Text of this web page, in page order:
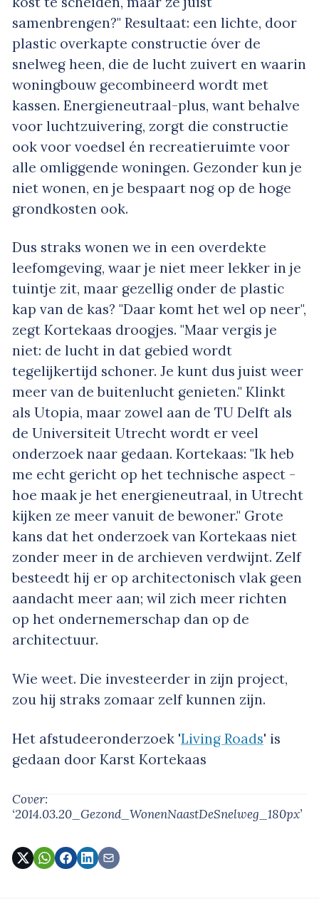
samenbrengen?" Resultaat: een lichte, door
plastic overkapte constructie óver de
snelweg heen, die de lucht zuivert en waarin
woningbouw gecombineerd wordt met
kassen. Energieneutraal-plus, want behalve
voor luchtzuivering, zorgt die constructie
ook voor voedsel én recreatieruimte voor
alle omliggende woningen. Gezonder kun je
niet wonen, en je bespaart nog op de hoge
grondkosten ook.
Dus straks wonen we in een overdekte
leefomgeving, waar je niet meer lekker in je
tuintje zit, maar gezellig onder de plastic
kap van de kas? "Daar komt het wel op neer",
zegt Kortekaas droogjes. "Maar vergis je
niet: de lucht in dat gebied wordt
tegelijkertijd schoner. Je kunt dus juist weer
meer van de buitenlucht genieten." Klinkt
als Utopia, maar zowel aan de TU Delft als
de Universiteit Utrecht wordt er veel
onderzoek naar gedaan. Kortekaas: "Ik heb
me echt gericht op het technische aspect -
hoe maak je het energieneutraal, in Utrecht
kijken ze meer vanuit de bewoner." Grote
kans dat het onderzoek van Kortekaas niet
zonder meer in de archieven verdwijnt. Zelf
besteedt hij er op architectonisch vlak geen
aandacht meer aan; wil zich meer richten
op het ondernemerschap dan op de
architectuur.
Wie weet. Die investeerder in zijn project,
zou hij straks zomaar zelf kunnen zijn.
Het afstudeeronderzoek 'Living Roads' is
gedaan door Karst Kortekaas
Cover:
‘2014.03.20_Gezond_WonenNaastDeSnelweg_180px’